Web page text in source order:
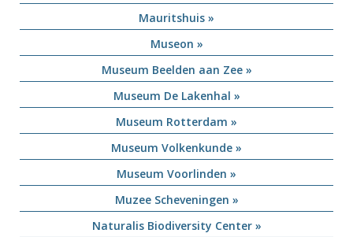
Mauritshuis »
Museon »
Museum Beelden aan Zee »
Museum De Lakenhal »
Museum Rotterdam »
Museum Volkenkunde »
Museum Voorlinden »
Muzee Scheveningen »
Naturalis Biodiversity Center »